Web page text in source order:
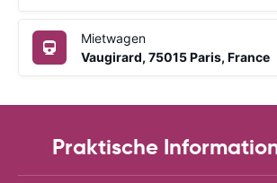
Mietwagen
Vaugirard, 75015 Paris, France
Praktische